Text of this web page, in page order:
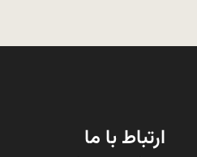
ارتباط با ما